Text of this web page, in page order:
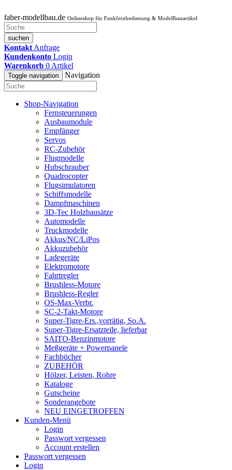
faber-modellbau.de Onlineshop für Funkfernbedienung & Modellbauartikel
suchen
Kontakt Anfrage
Kundenkonto Login
Warenkorb 0 Artikel
Toggle navigation Navigation
Shop-Navigation
Fernsteuerungen
Ausbaumodule
Empfänger
Servos
RC-Zubehör
Flugmodelle
Hubschrauber
Quadrocopter
Flugsimulatoren
Schiffsmodelle
Dampfmaschinen
3D-Tec Holzbausätze
Automodelle
Truckmodelle
Akkus/NC/LiPos
Akkuzubehör
Ladegeräte
Elektromotore
Fahrtregler
Brushless-Motore
Brushless-Regler
OS-Max-Verbr.
SC-2-Takt-Motore
Super-Tigre-Ers.,vorrätig, So.A.
Super-Tigre-Ersatzteile, lieferbar
SAITO-Benzinmotore
Meßgeräte + Powerpanele
Fachbücher
ZUBEHÖR
Hölzer, Leisten, Rohre
Kataloge
Gutscheine
Sonderangebote
NEU EINGETROFFEN
Kunden-Menü
Login
Passwort vergessen
Account erstellen
Passwort vergessen
Login